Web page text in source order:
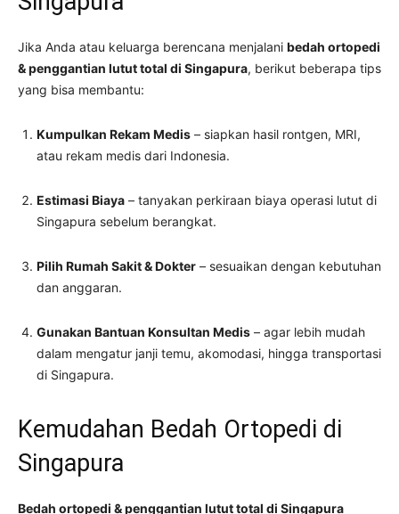
Jika Anda atau keluarga berencana menjalani bedah ortopedi
& penggantian lutut total di Singapura, berikut beberapa tips
yang bisa membantu:
Kumpulkan Rekam Medis – siapkan hasil rontgen, MRI,
atau rekam medis dari Indonesia.
Estimasi Biaya – tanyakan perkiraan biaya operasi lutut di
Singapura sebelum berangkat.
Pilih Rumah Sakit & Dokter – sesuaikan dengan kebutuhan
dan anggaran.
Gunakan Bantuan Konsultan Medis – agar lebih mudah
dalam mengatur janji temu, akomodasi, hingga transportasi
di Singapura.
Kemudahan Bedah Ortopedi di
Singapura
Bedah ortopedi & penggantian lutut total di Singapura